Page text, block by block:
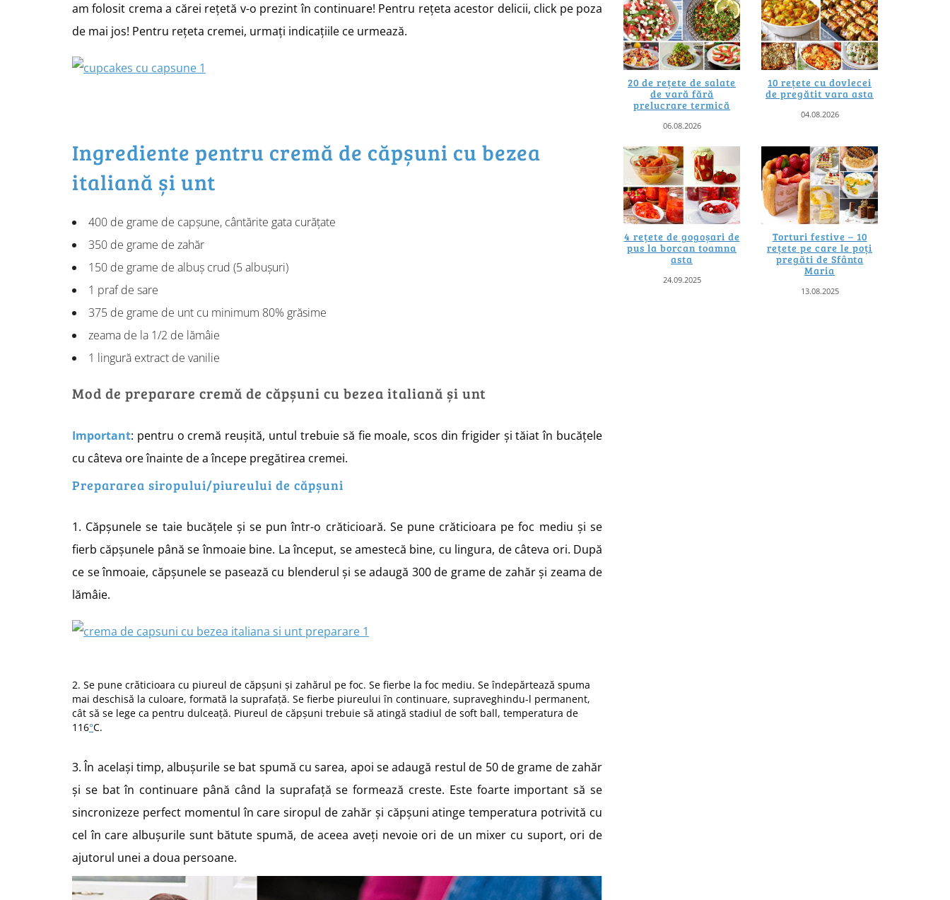
am folosit crema a cărei rețetă v-o prezint în continuare! Pentru rețeta acestor delicii, click pe poza
de mai jos! Pentru rețeta cremei, urmați indicațiile ce urmează.
Ingrediente pentru cremă de căpșuni cu bezea
italiană și unt
400 de grame de capșune, cântărite gata curățate
350 de grame de zahăr
150 de grame de albuș crud (5 albușuri)
1 praf de sare
375 de grame de unt cu minimum 80% grăsime
zeama de la 1/2 de lămâie
1 lingură extract de vanilie
Mod de preparare cremă de căpșuni cu bezea italiană și unt
Important: pentru o cremă reușită, untul trebuie să fie moale, scos din frigider și tăiat în bucățele
cu câteva ore înainte de a începe pregătirea cremei.
Prepararea siropului/piureului de căpșuni
1. Căpșunele se taie bucățele și se pun într-o crăticioară. Se pune crăticioara pe foc mediu și se
fierb căpșunele până se înmoaie bine. La început, se amestecă bine, cu lingura, de câteva ori. După
ce se înmoaie, căpșunele se pasează cu blenderul și se adaugă 300 de grame de zahăr și zeama de
lămâie.
2. Se pune crăticioara cu piureul de căpșuni și zahărul pe foc. Se fierbe la foc mediu. Se îndepărtează spuma
mai deschisă la culoare, formată la suprafață. Se fierbe piureului în continuare, supraveghindu-l permanent,
cât să se lege ca pentru dulceață. Piureul de căpșuni trebuie să atingă stadiul de soft ball, temperatura de
116°C.
3. În același timp, albușurile se bat spumă cu sarea, apoi se adaugă restul de 50 de grame de zahăr
și se bat în continuare până când la suprafață se formează creste. Este foarte important să se
sincronizeze perfect momentul în care siropul de zahăr și căpșuni atinge temperatura potrivită cu
cel în care albușurile sunt bătute spumă, de aceea aveți nevoie ori de un mixer cu suport, ori de
ajutorul unei a doua persoane.
20 de rețete de salate
de vară fără
prelucrare termică
06.08.2026
10 rețete cu dovlecei
de pregătit vara asta
04.08.2026
4 rețete de gogoșari de
pus la borcan toamna
asta
24.09.2025
Torturi festive – 10
rețete pe care le poți
pregăti de Sfânta
Maria
13.08.2025